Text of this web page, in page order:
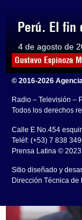
Perú. El fin
4 de agosto de
Gustavo Espinoza M
© 2016-2026
Radio – Televisión –
Todos los derechos
Calle E No.454
Teléf: (+53) 7 838
Prensa Latina © 2023 .
Sitio diseñado y
Dirección Técnica de